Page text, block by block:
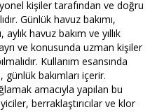
kişiler tarafından ve doğru
Günlük havuz bakımı,
aylık havuz bakım ve yıllık
ve konusunda uzman kişiler
Kullanım esansında
günlük bakımları içerir.
amacıyla yapılan bu
berraklaştırıcılar ve klor